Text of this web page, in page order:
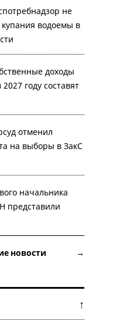
не
водоемы в
доходы
году составят
отменил
на выборы в ЗакС
начальника
представили
новости →
↑